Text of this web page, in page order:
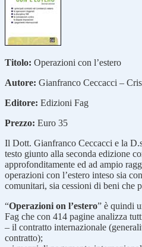
Titolo: Operazioni con l’estero
Autore: Gianfranco Ceccacci –
Editore: Edizioni Fag
Prezzo: Euro 35
Il Dott. Gianfranco Ceccacci e la
testo giunto alla seconda edizione
approfonditamente ed ad ampio
operazioni con l’estero inteso sia
comunitari, sia cessioni di beni che
“Operazioni on l’estero” è quindi
Fag che con 414 pagine analizza
– il contratto internazionale
contratto);